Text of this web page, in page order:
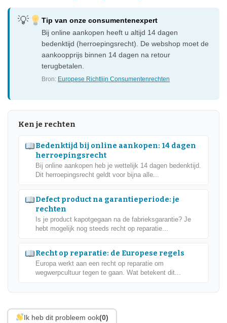
Tip van onze consumentenexpert
Bij online aankopen heeft u altijd 14 dagen
bedenktijd (herroepingsrecht). De webshop moet de
aankoopprijs binnen 14 dagen na retour
terugbetalen.
Bron: Europese Richtlijn Consumentenrechten
Ken je rechten
Bedenktijd bij online aankopen: 14 dagen
herroepingsrecht
Bij online aankopen heb je wettelijk 14 dagen bedenktijd.
Dit herroepingsrecht geldt voor bijna alle...
Defect product na garantieperiode: je
rechten
Is je product kapotgegaan na de fabrieksgarantie? Je
hebt mogelijk nog steeds recht op reparatie...
Recht op reparatie: de Europese regels
Europa werkt aan een recht op reparatie om
wegwerpcultuur tegen te gaan. Wat betekent dit...
Ik heb dit probleem ook(0)